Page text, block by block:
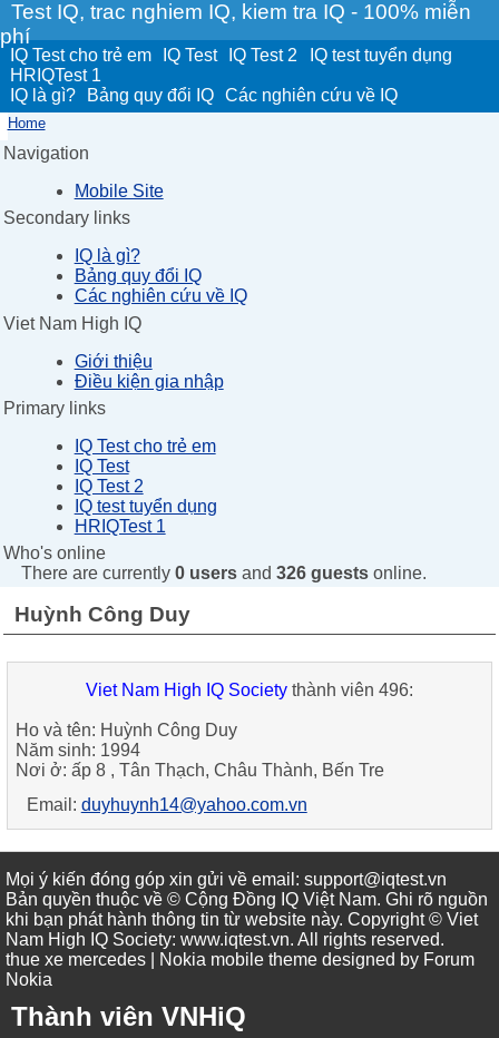
Test IQ, trac nghiem IQ, kiem tra IQ - 100% miễn
phí
IQ Test cho trẻ em IQ Test IQ Test 2
IQ test tuyển dụng
HRIQTest 1
IQ là gì?
Bảng quy đổi IQ Các nghiên cứu về IQ
Home
Navigation
Mobile Site
Secondary links
IQ là gì?
Bảng quy đổi IQ
Các nghiên cứu về IQ
Viet Nam High IQ
Giới thiệu
Điều kiện gia nhập
Primary links
IQ Test cho trẻ em
IQ Test
IQ Test 2
IQ test tuyển dụng
HRIQTest 1
Who's online
There are currently 0 usersand 326 guestsonline.
Huỳnh Công Duy
Viet Nam High IQ Societythành viên 496:
Ho và tên: Huỳnh Công Duy
Năm sinh: 1994
Nơi ở: ấp 8 , Tân Thạch, Châu Thành, Bến Tre
Email: duyhuynh14@yahoo.com.vn
Mọi ý kiến đóng góp xin gửi về email: support@iqtest.vn
Bản quyền thuộc về © Cộng Đồng IQ Việt Nam. Ghi rõ nguồn
khi bạn phát hành thông tin từ website này. Copyright © Viet
Nam High IQ Society: www.iqtest.vn. All rights reserved.
thue xe mercedes | Nokia mobile theme designed by Forum
Nokia
Thành viên VNHiQ